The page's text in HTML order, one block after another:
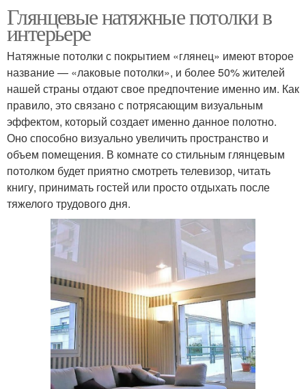
Глянцевые натяжные потолки в
интерьере
Натяжные потолки с покрытием «глянец» имеют второе
название — «лаковые потолки», и более 50% жителей
нашей страны отдают свое предпочтение именно им. Как
правило, это связано с потрясающим визуальным
эффектом, который создает именно данное полотно.
Оно способно визуально увеличить пространство и
объем помещения. В комнате со стильным глянцевым
потолком будет приятно смотреть телевизор, читать
книгу, принимать гостей или просто отдыхать после
тяжелого трудового дня.